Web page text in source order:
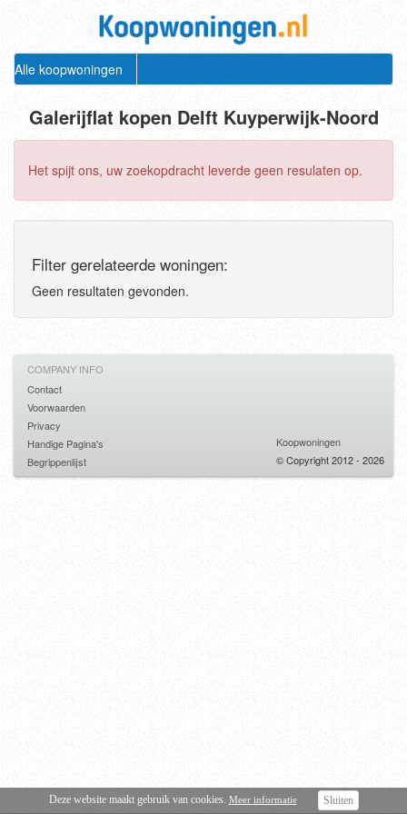
Alle koopwoningen
Galerijflat kopen Delft Kuyperwijk-Noord
Het spijt ons, uw zoekopdracht leverde geen resulaten op.
Filter gerelateerde woningen:
Geen resultaten gevonden.
Deze website maakt gebruik van cookies. Meer informatie Sluiten
COMPANY INFO
Contact
Voorwaarden
Privacy
Handige Pagina's
Begrippenlijst
Koopwoningen
© Copyright 2012 - 2026